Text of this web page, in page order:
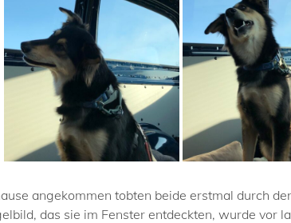
angekommen tobten beide erstmal durch
das sie im Fenster entdeckten, wurde